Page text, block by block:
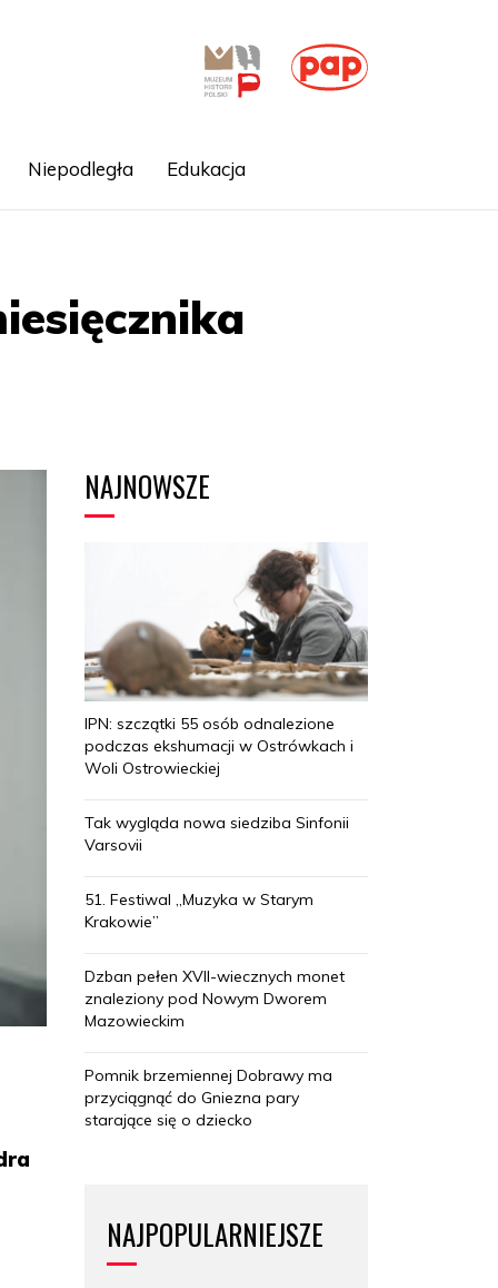
Niepodległa Edukacja
NAJNOWSZE
IPN: szczątki 55 osób odnalezione
podczas ekshumacji w Ostrówkach i
Woli Ostrowieckiej
Tak wygląda nowa siedziba Sinfonii
Varsovii
51. Festiwal „Muzyka w Starym
Krakowie”
Dzban pełen XVII-wiecznych monet
znaleziony pod Nowym Dworem
Mazowieckim
Pomnik brzemiennej Dobrawy ma
przyciągnąć do Gniezna pary
starające się o dziecko
NAJPOPULARNIEJSZE